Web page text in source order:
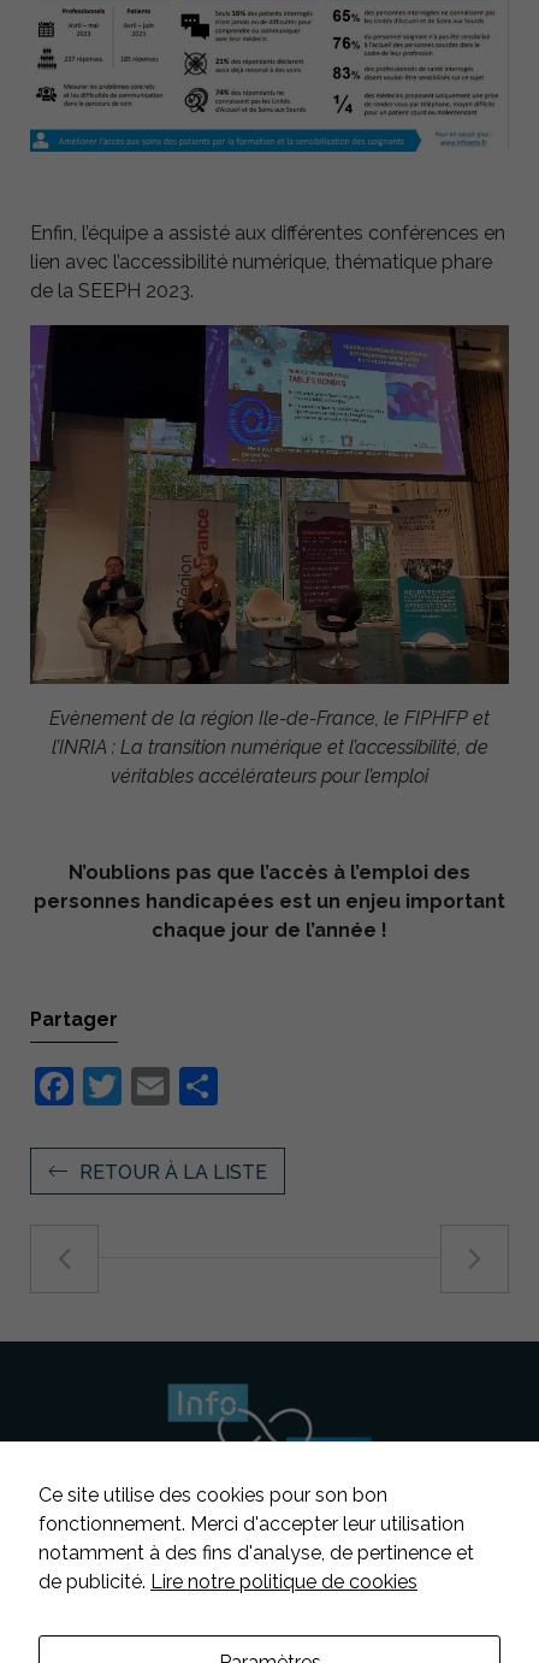
Enfin, l’équipe a assisté aux différentes conférences en
lien avec l’accessibilité numérique, thématique phare
de la SEEPH 2023.
Evènement de la région Ile-de-France, le FIPHFP et
l’INRIA : La transition numérique et l’accessibilité, de
véritables accélérateurs pour l’emploi
N’oublions pas que l’accès à l’emploi des
personnes handicapées est un enjeu important
chaque jour de l’année !
Partager
Facebook
Twitter
Email
RETOUR À LA LISTE
Suivez-nous
Contacter INFOSENS
Ce site utilise des cookies pour son bon
fonctionnement. Merci d'accepter leur utilisation
notamment à des fins d'analyse, de pertinence et
de publicité. Lire notre politique de cookies
Nécessaire
Ces cookies ne
sont pas
facultatifs. Ils
sont
nécessaires au
fonctionnement
du site Web.
Statistiques
Afin que
nous
puissions
améliorer la
fonctionnalité
et la
structure du
le site Web
est utilisé.
lorsque vous
visitez notre
augmentez
de voir du
contenu et
des offres